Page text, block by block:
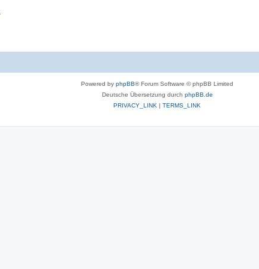
Powered by phpBB® Forum Software © phpBB Limited
Deutsche Übersetzung durch phpBB.de
PRIVACY_LINK | TERMS_LINK